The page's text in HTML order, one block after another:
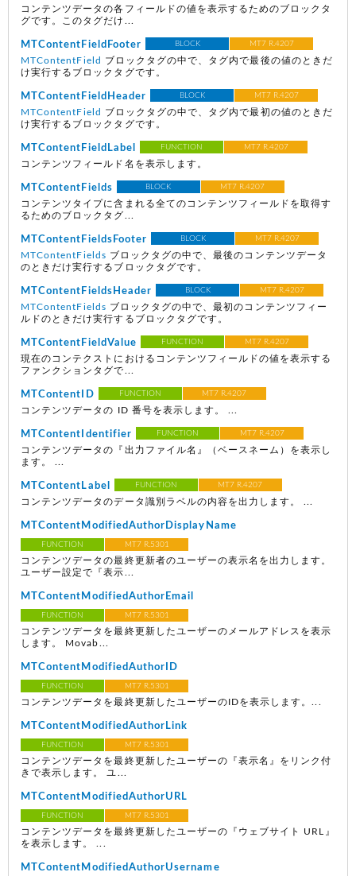
コンテンツデータの各フィールドの値を表示するためのブロックタ
グです。このタグだけ...
MTContentFieldFooter BLOCK MT7 R.4207
MTContentField
ブロックタグの中で、タグ内で最後の値のときだ
け実行するブロックタグです。
MTContentFieldHeader BLOCK MT7 R.4207
MTContentField
ブロックタグの中で、タグ内で最初の値のときだ
け実行するブロックタグです。
MTContentFieldLabel FUNCTION MT7 R.4207
コンテンツフィールド名を表示します。
MTContentFields BLOCK MT7 R.4207
コンテンツタイプに含まれる全てのコンテンツフィールドを取得す
るためのブロックタグ...
MTContentFieldsFooter BLOCK MT7 R.4207
MTContentFields ブロックタグの中で、最後のコンテンツデータ
のときだけ実行するブロックタグです。
MTContentFieldsHeader BLOCK MT7 R.4207
MTContentFields ブロックタグの中で、最初のコンテンツフィー
ルドのときだけ実行するブロックタグです。
MTContentFieldValue FUNCTION MT7 R.4207
現在のコンテクストにおけるコンテンツフィールドの値を表示する
ファンクションタグで...
MTContentID FUNCTION MT7 R.4207
コンテンツデータの ID 番号を表示します。 ...
MTContentIdentifier FUNCTION MT7 R.4207
コンテンツデータの『出力ファイル名』（ベースネーム）を表示し
ます。 ...
MTContentLabel FUNCTION MT7 R.4207
コンテンツデータのデータ識別ラベルの内容を出力します。 ...
MTContentModifiedAuthorDisplayName
FUNCTION MT7 R.5301
コンテンツデータの最終更新者のユーザーの表示名を出力します。
ユーザー設定で『表示...
MTContentModifiedAuthorEmail
FUNCTION MT7 R.5301
コンテンツデータを最終更新したユーザーのメールアドレスを表示
します。 Movab...
MTContentModifiedAuthorID
FUNCTION MT7 R.5301
コンテンツデータを最終更新したユーザーのIDを表示します。...
MTContentModifiedAuthorLink
FUNCTION MT7 R.5301
コンテンツデータを最終更新したユーザーの『表示名』をリンク付
きで表示します。 ユ...
MTContentModifiedAuthorURL
FUNCTION MT7 R.5301
コンテンツデータを最終更新したユーザーの『ウェブサイト URL』
を表示します。 ...
MTContentModifiedAuthorUsername